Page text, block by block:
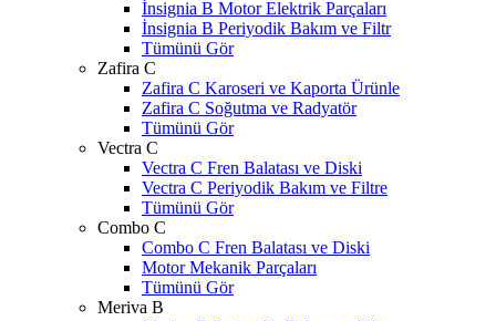
İnsignia B Motor Elektrik Parçaları
İnsignia B Periyodik Bakım ve Filtr
Tümünü Gör
Zafira C
Zafira C Karoseri ve Kaporta Ürünle
Zafira C Soğutma ve Radyatör
Tümünü Gör
Vectra C
Vectra C Fren Balatası ve Diski
Vectra C Periyodik Bakım ve Filtre
Tümünü Gör
Combo C
Combo C Fren Balatası ve Diski
Motor Mekanik Parçaları
Tümünü Gör
Meriva B